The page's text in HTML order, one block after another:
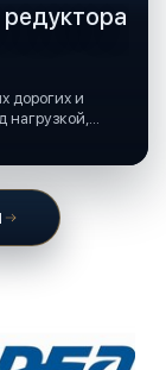
дорогих и
нагрузкой,